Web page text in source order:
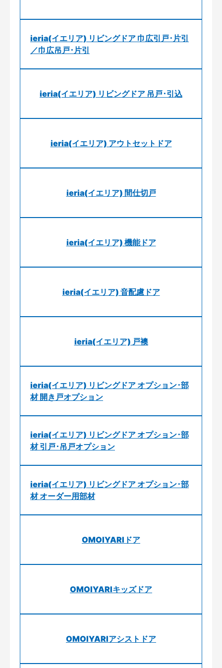
ieria(イエリア) リビングドア 巾広引戸･片引
／巾広吊戸･片引
ieria(イエリア) リビングドア 吊戸･引込
ieria(イエリア) アウトセットドア
ieria(イエリア) 間仕切戸
ieria(イエリア) 機能ドア
ieria(イエリア) 音配慮ドア
ieria(イエリア) 戸襖
ieria(イエリア) リビングドア オプション･部
材 開き戸オプション
ieria(イエリア) リビングドア オプション･部
材 引戸･吊戸オプション
ieria(イエリア) リビングドア オプション･部
材 オーダー用部材
OMOIYARIドア
OMOIYARIキッズドア
OMOIYARIアシストドア